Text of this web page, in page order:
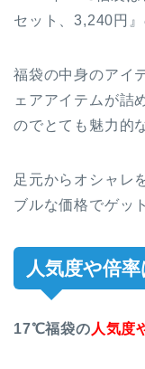
セット、3,240円』
福袋の中身のアイ
ェアアイテムが詰
のでとても魅力的
足元からオシャレ
ブルな価格でゲッ
人気度や倍率
17℃福袋の 人気度